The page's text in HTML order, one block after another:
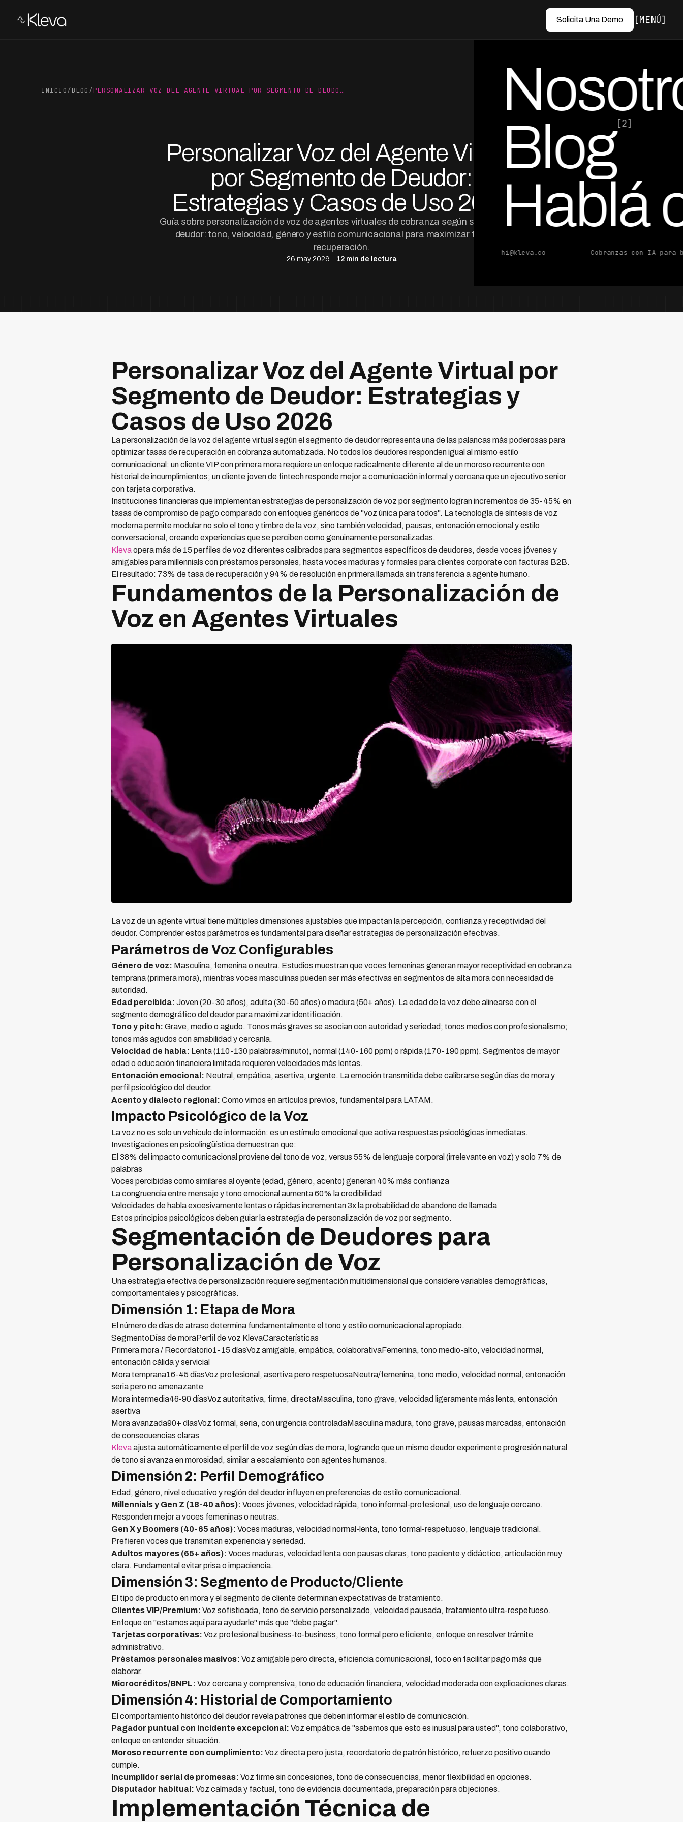
Solicita Una Demo MENÚ
Blog[2]
Hablá
hi@kleva.co Cobranzas con IA para
INICIO/BLOG /PERSONALIZAR VOZ DEL AGENTE VIRTUAL POR SEGMENTO DE DEUDO…
Personalizar Voz del Agente Virtual
por Segmento de Deudor:
Estrategias y Casos de Uso 2026
Guía sobre personalización de voz de agentes virtuales de cobranza según segmento de
deudor: tono, velocidad, género y estilo comunicacional para maximizar tasas de
recuperación.
26 may 2026 – 12 min de lectura
por Ed Escobar
Co-Founder & CEO
Personalizar Voz del Agente Virtual por
Segmento de Deudor: Estrategias y
Casos de Uso 2026
La personalización de la voz del agente virtual según el segmento de deudor representa una de las palancas más poderosas para
optimizar tasas de recuperación en cobranza automatizada. No todos los deudores responden igual al mismo estilo
comunicacional: un cliente VIP con primera mora requiere un enfoque radicalmente diferente al de un moroso recurrente con
historial de incumplimientos; un cliente joven de fintech responde mejor a comunicación informal y cercana que un ejecutivo senior
con tarjeta corporativa.
Instituciones financieras que implementan estrategias de personalización de voz por segmento logran incrementos de 35-45% en
tasas de compromiso de pago comparado con enfoques genéricos de "voz única para todos". La tecnología de síntesis de voz
moderna permite modular no solo el tono y timbre de la voz, sino también velocidad, pausas, entonación emocional y estilo
conversacional, creando experiencias que se perciben como genuinamente personalizadas.
Klevaopera más de 15 perfiles de voz diferentes calibrados para segmentos específicos de deudores, desde voces jóvenes y
amigables para millennials con préstamos personales, hasta voces maduras y formales para clientes corporate con facturas B2B.
El resultado: 73% de tasa de recuperación y 94% de resolución en primera llamada sin transferencia a agente humano.
Fundamentos de la Personalización de
Voz en Agentes Virtuales
La voz de un agente virtual tiene múltiples dimensiones ajustables que impactan la percepción, confianza y receptividad del
deudor. Comprender estos parámetros es fundamental para diseñar estrategias de personalización efectivas.
Parámetros de Voz Configurables
Género de voz: Masculina, femenina o neutra. Estudios muestran que voces femeninas generan mayor receptividad en cobranza
temprana (primera mora), mientras voces masculinas pueden ser más efectivas en segmentos de alta mora con necesidad de
autoridad.
Edad percibida: Joven (20-30 años), adulta (30-50 años) o madura (50+ años). La edad de la voz debe alinearse con el
segmento demográfico del deudor para maximizar identificación.
Tono y pitch: Grave, medio o agudo. Tonos más graves se asocian con autoridad y seriedad; tonos medios con profesionalismo;
tonos más agudos con amabilidad y cercanía.
Velocidad de habla: Lenta (110-130 palabras/minuto), normal (140-160 ppm) o rápida (170-190 ppm). Segmentos de mayor
edad o educación financiera limitada requieren velocidades más lentas.
Entonación emocional: Neutral, empática, asertiva, urgente. La emoción transmitida debe calibrarse según días de mora y
perfil psicológico del deudor.
Acento y dialecto regional: Como vimos en artículos previos, fundamental para LATAM.
Impacto Psicológico de la Voz
La voz no es solo un vehículo de información: es un estímulo emocional que activa respuestas psicológicas inmediatas.
Investigaciones en psicolingüística demuestran que:
El 38% del impacto comunicacional proviene del tono de voz, versus 55% de lenguaje corporal (irrelevante en voz) y solo 7% de
palabras
Voces percibidas como similares al oyente (edad, género, acento) generan 40% más confianza
La congruencia entre mensaje y tono emocional aumenta 60% la credibilidad
Velocidades de habla excesivamente lentas o rápidas incrementan 3x la probabilidad de abandono de llamada
Estos principios psicológicos deben guiar la estrategia de personalización de voz por segmento.
Segmentación de Deudores para
Personalización de Voz
Una estrategia efectiva de personalización requiere segmentación multidimensional que considere variables demográficas,
comportamentales y psicográficas.
Dimensión 1: Etapa de Mora
El número de días de atraso determina fundamentalmente el tono y estilo comunicacional apropiado.
SegmentoDías de moraPerfil de voz KlevaCaracterísticas
Primera mora / Recordatorio1-15 díasVoz amigable, empática, colaborativaFemenina, tono medio-alto, velocidad normal,
entonación cálida y servicial
Mora temprana16-45 díasVoz profesional, asertiva pero respetuosaNeutra/femenina, tono medio, velocidad normal, entonación
seria pero no amenazante
Mora intermedia46-90 díasVoz autoritativa, firme, directaMasculina, tono grave, velocidad ligeramente más lenta, entonación
asertiva
Mora avanzada90+ díasVoz formal, seria, con urgencia controladaMasculina madura, tono grave, pausas marcadas, entonación
de consecuencias claras
Klevaajusta automáticamente el perfil de voz según días de mora, logrando que un mismo deudor experimente progresión natural
de tono si avanza en morosidad, similar a escalamiento con agentes humanos.
Dimensión 2: Perfil Demográfico
Edad, género, nivel educativo y región del deudor influyen en preferencias de estilo comunicacional.
Millennials y Gen Z (18-40 años): Voces jóvenes, velocidad rápida, tono informal-profesional, uso de lenguaje cercano.
Responden mejor a voces femeninas o neutras.
Gen X y Boomers (40-65 años): Voces maduras, velocidad normal-lenta, tono formal-respetuoso, lenguaje tradicional.
Prefieren voces que transmitan experiencia y seriedad.
Adultos mayores (65+ años): Voces maduras, velocidad lenta con pausas claras, tono paciente y didáctico, articulación muy
clara. Fundamental evitar prisa o impaciencia.
Dimensión 3: Segmento de Producto/Cliente
El tipo de producto en mora y el segmento de cliente determinan expectativas de tratamiento.
Clientes VIP/Premium: Voz sofisticada, tono de servicio personalizado, velocidad pausada, tratamiento ultra-respetuoso.
Enfoque en "estamos aquí para ayudarle" más que "debe pagar".
Tarjetas corporativas: Voz profesional business-to-business, tono formal pero eficiente, enfoque en resolver trámite
administrativo.
Préstamos personales masivos: Voz amigable pero directa, eficiencia comunicacional, foco en facilitar pago más que
elaborar.
Microcréditos/BNPL: Voz cercana y comprensiva, tono de educación financiera, velocidad moderada con explicaciones claras.
Dimensión 4: Historial de Comportamiento
El comportamiento histórico del deudor revela patrones que deben informar el estilo de comunicación.
Pagador puntual con incidente excepcional: Voz empática de "sabemos que esto es inusual para usted", tono colaborativo,
enfoque en entender situación.
Moroso recurrente con cumplimiento: Voz directa pero justa, recordatorio de patrón histórico, refuerzo positivo cuando
cumple.
Incumplidor serial de promesas: Voz firme sin concesiones, tono de consecuencias, menor flexibilidad en opciones.
Disputador habitual: Voz calmada y factual, tono de evidencia documentada, preparación para objeciones.
Implementación Técnica de